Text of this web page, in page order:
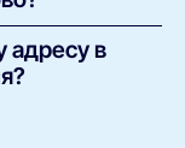
тариф и, при
указаны в
адресу в